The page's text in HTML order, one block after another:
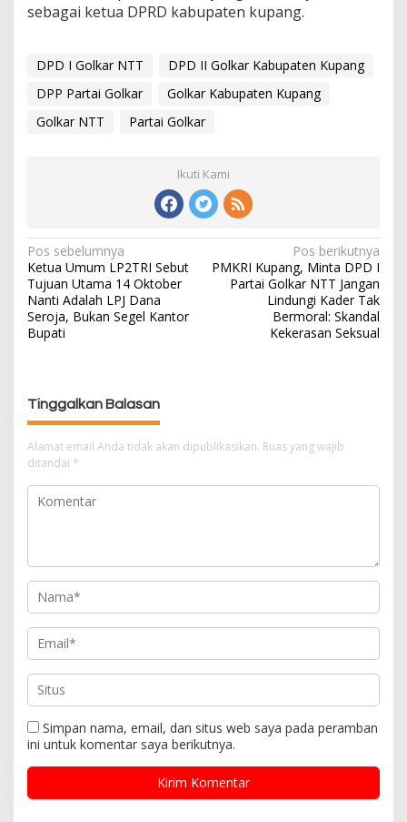
sebagai ketua DPRD kabupaten kupang.
DPD I Golkar NTT
DPD II Golkar Kabupaten Kupang
DPP Partai Golkar
Golkar Kabupaten Kupang
Golkar NTT
Partai Golkar
Ikuti Kami
N
a
v
i
g
p
s
Pos sebelumnya
Ketua Umum LP2TRI Sebut
Tujuan Utama 14 Oktober
Nanti Adalah LPJ Dana
Seroja, Bukan Segel Kantor
Bupati
Pos berikutnya
PMKRI Kupang, Minta DPD I
Partai Golkar NTT Jangan
Lindungi Kader Tak
Bermoral: Skandal
Kekerasan Seksual
Tinggalkan Balasan
Alamat email Anda tidak akan dipublikasikan. Ruas yang wajib
ditandai *
Simpan nama, email, dan situs web saya pada peramban
ini untuk komentar saya berikutnya.